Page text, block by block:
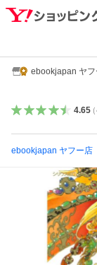
ebookjapan ヤフ
4.65（
ebookjapan ヤフー店